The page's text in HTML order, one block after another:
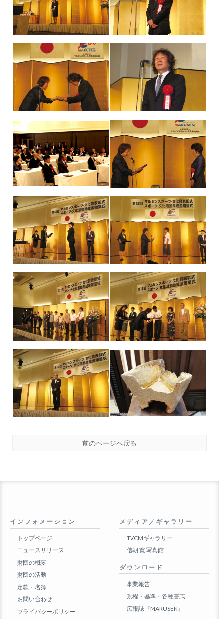
前のページへ戻る
インフォメーション
トップページ
ニュースリリース
財団の概要
財団の活動
定款・名簿
お問い合わせ
プライバシーポリシー
メディア／ギャラリー
TVCMギャラリー
信朝 寛 写真館
ダウンロード
事業報告
規程・基準・各種書式
広報誌『MARUSEN』